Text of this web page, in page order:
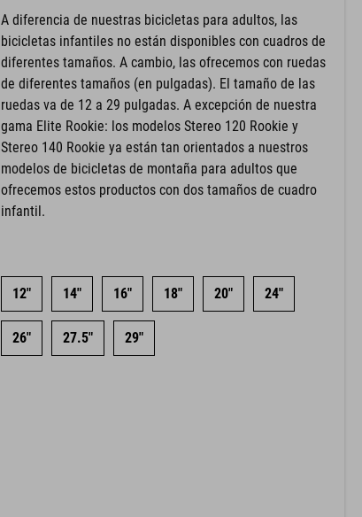
A diferencia de nuestras bicicletas para adultos, las
bicicletas infantiles no están disponibles con cuadros de
diferentes tamaños. A cambio, las ofrecemos con ruedas
de diferentes tamaños (en pulgadas). El tamaño de las
ruedas va de 12 a 29 pulgadas. A excepción de nuestra
gama Elite Rookie: los modelos Stereo 120 Rookie y
Stereo 140 Rookie ya están tan orientados a nuestros
modelos de bicicletas de montaña para adultos que
ofrecemos estos productos con dos tamaños de cuadro
infantil.
12" 14" 16" 18" 20" 24"
26" 27.5" 29"